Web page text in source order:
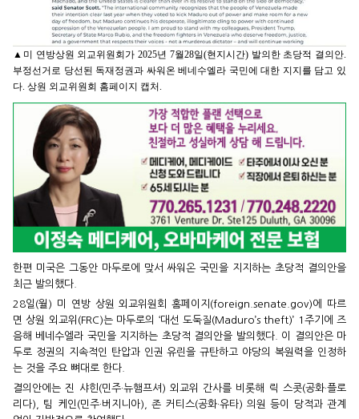
▲미 연방상원 외교위원회가 2025년 7월28일(현지시간) 발의한 초당적 결의안.
부정선거로 당선된 독재정권과 싸워온 베네수엘라 국민에 대한 지지를 담고 있
다. 상원 외교위원회 홈페이지 캡처.
한편 미국은 그동안 마두로에 맞서 싸워온 국민을 지지하는 초당적 결의안을
최근 발의했다.
28일(월) 미 연방 상원 외교위원회 홈페이지(foreign.senate.gov)에 따르
면 상원 외교위(FRC)는 마두로의 ‘대선 도둑질(Maduro’s theft)’ 1주기에 즈
음해 베네수엘라 국민을 지지하는 초당적 결의안을 발의했다. 이 결의안은 마
두로 정권의 지속적인 탄압과 인권 유린을 규탄하고 야당의 복원력을 인정하
는 것을 주요 뼈대로 한다.
결의안에는 진 샤힌(민주·뉴햄프셔) 외교위 간사를 비롯해 릭 스콧(공화·플로
리다), 팀 케인(민주·버지니아), 존 커티스(공화·유타) 의원 등이 당적과 관계